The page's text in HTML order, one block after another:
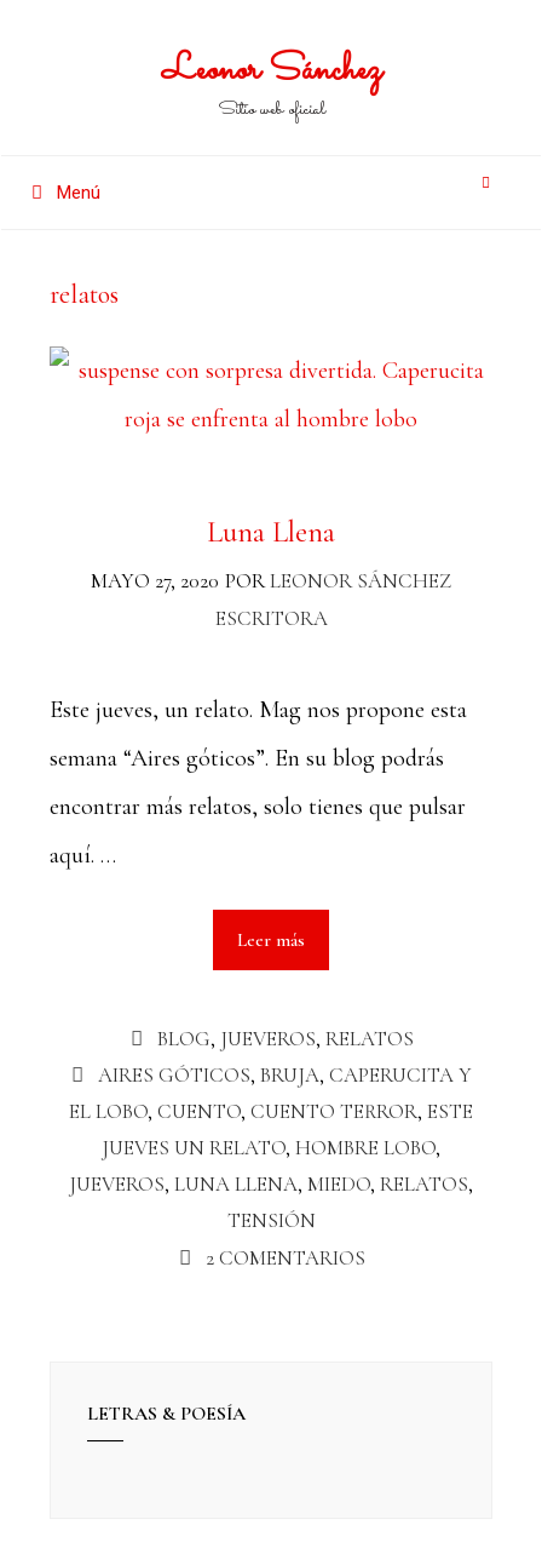
Leonor Sánchez
Sitio web oficial
Menú
relatos
Luna Llena
MAYO 27, 2020 PORLEONOR SÁNCHEZ
ESCRITORA
Este jueves, un relato. Mag nos propone esta
semana “Aires góticos”. En su blog podrás
encontrar más relatos, solo tienes que pulsar
aquí. …
Leer más
BLOG, JUEVEROS, RELATOS
AIRES GÓTICOS,BRUJA,CAPERUCITA Y
EL LOBO, CUENTO, CUENTO TERROR, ESTE
JUEVES UN RELATO, HOMBRE LOBO,
JUEVEROS, LUNA LLENA, MIEDO, RELATOS,
TENSIÓN
2 COMENTARIOS
LETRAS & POESÍA